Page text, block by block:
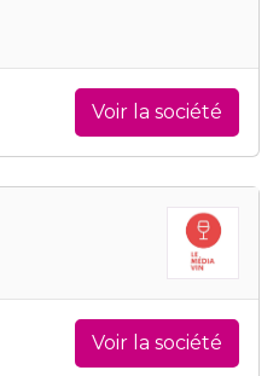
Voir la société
Voir la société